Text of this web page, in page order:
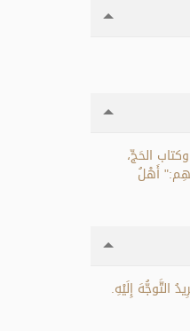
الحَجِّ،
أَهْلُ
التَّوجُّهَ إِلَيْهِ.